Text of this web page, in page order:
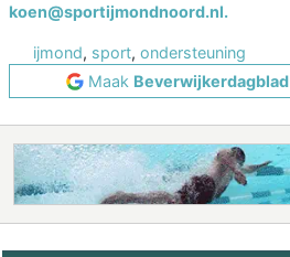
koen@sportijmondnoord.nl.
ijmond, sport, ondersteuning
Maak Beverwijkerdagblad